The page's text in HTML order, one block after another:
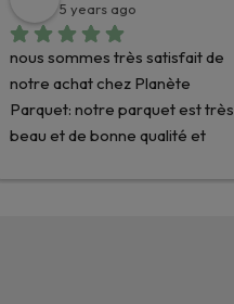
5 years ago
nous sommes très satisfait de
notre achat chez Planète
Parquet: notre parquet est très
beau et de bonne qualité et